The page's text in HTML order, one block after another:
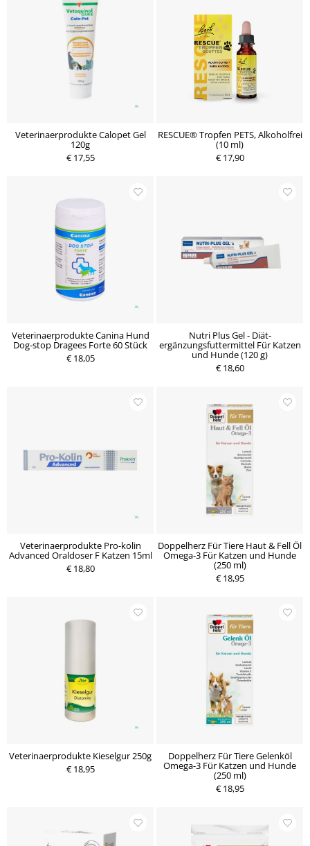
Veterinaerprodukte Calopet Gel
120g
€ 17,55
RESCUE® Tropfen PETS, Alkoholfrei
(10 ml)
€ 17,90
Veterinaerprodukte Canina Hund
Dog-stop Dragees Forte 60 Stück
€ 18,05
Nutri Plus Gel - Diät-
ergänzungsfuttermittel Für Katzen
und Hunde (120 g)
€ 18,60
Veterinaerprodukte Pro-kolin
Advanced Oraldoser F Katzen 15ml
€ 18,80
Doppelherz Für Tiere Haut & Fell Öl
Omega-3 Für Katzen und Hunde
(250 ml)
€ 18,95
Veterinaerprodukte Kieselgur 250g
€ 18,95
Doppelherz Für Tiere Gelenköl
Omega-3 Für Katzen und Hunde
(250 ml)
€ 18,95